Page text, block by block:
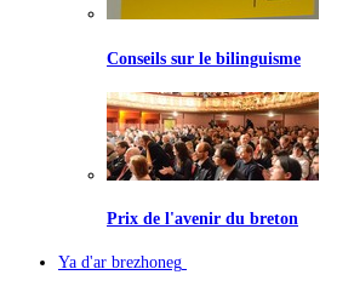
Conseils sur le bilinguisme
Prix de l'avenir du breton
Ya d'ar brezhoneg